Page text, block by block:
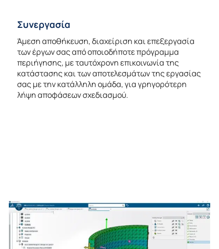
Συνεργασία
Άμεση αποθήκευση, διαχείριση και επεξεργασία
των έργων σας από οποιοδήποτε πρόγραμμα
περιήγησης, με ταυτόχρονη επικοινωνία της
κατάστασης και των αποτελεσμάτων της εργασίας
σας με την κατάλληλη ομάδα, για γρηγορότερη
λήψη αποφάσεων σχεδιασμού.